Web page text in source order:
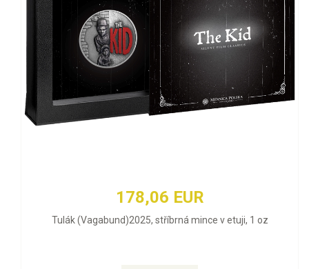
178,06 EUR
Tulák (Vagabund)2025, stříbrná mince v etuji, 1 oz